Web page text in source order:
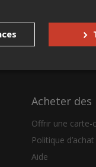
Acheter
Offrir une carte-
Politique d’achat
Aide